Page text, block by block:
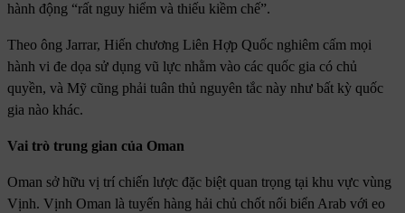
hành động “rất nguy hiểm và thiếu kiềm chế”.
Theo ông Jarrar, Hiến chương Liên Hợp Quốc nghiêm cấm mọi
hành vi đe dọa sử dụng vũ lực nhằm vào các quốc gia có chủ
quyền, và Mỹ cũng phải tuân thủ nguyên tắc này như bất kỳ quốc
gia nào khác.
Vai trò trung gian của Oman
Oman sở hữu vị trí chiến lược đặc biệt quan trọng tại khu vực vùng
Vịnh. Vịnh Oman là tuyến hàng hải chủ chốt nối biển Arab với eo